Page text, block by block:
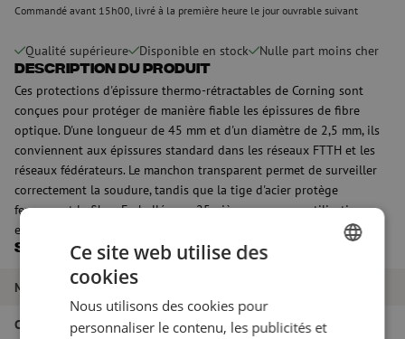
Commandé avant 15h00, livré à la première heure le jour ouvrable suivant
Qualité supérieure Disponible en stock Nulle part moins cher
Description du produit
Ces protections d'épissure thermo-rétractables de Corning sont
conçues pour protéger de manière fiable les épissures de fibre
optique. D'une longueur de 45 mm et d'un diamètre de 2,5 mm, ils
conviennent aux épissures standard dans les réseaux FTTH et les
réseaux fédérateurs. Le manchon transparent permet de surveiller
correctement la soudure, tandis que la tige d'acier protège
fermement la fibre. Emballés par 25 pièces pour une utilisation
efficace sur le terrain.
Spécifications
Marque
Couleur Argent
Ce site web utilise des
cookies
Nous utilisons des cookies pour
personnaliser le contenu, les publicités et